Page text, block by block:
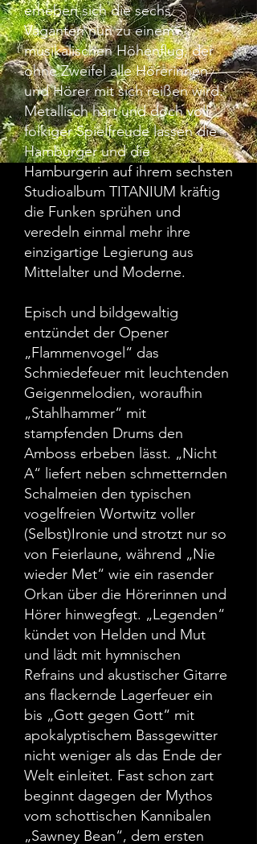
erheben sich die sechs
Vaganten nun zu einem
musikalischen Höhenflug, der
ohne Zweifel alle Hörerinnen
und Hörer mit sich reißen wird.
Metallisch hart und doch voll
folkiger Spielfreude lassen die
Hamburger und die
Hamburgerin auf ihrem sechsten
Studioalbum TITANIUM kräftig
die Funken sprühen und
veredeln einmal mehr ihre
einzigartige Legierung aus
Mittelalter und Moderne.
Episch und bildgewaltig
entzündet der Opener
„Flammenvogel“ das
Schmiedefeuer mit leuchtenden
Geigenmelodien, woraufhin
„Stahlhammer“ mit
stampfenden Drums den
Amboss erbeben lässt. „Nicht
A“ liefert neben schmetternden
Schalmeien den typischen
vogelfreien Wortwitz voller
(Selbst)Ironie und strotzt nur so
von Feierlaune, während „Nie
wieder Met“ wie ein rasender
Orkan über die Hörerinnen und
Hörer hinwegfegt. „Legenden“
kündet von Helden und Mut
und lädt mit hymnischen
Refrains und akustischer Gitarre
ans flackernde Lagerfeuer ein
bis „Gott gegen Gott“ mit
apokalyptischem Bassgewitter
nicht weniger als das Ende der
Welt einleitet. Fast schon zart
beginnt dagegen der Mythos
vom schottischen Kannibalen
„Sawney Bean“, dem ersten